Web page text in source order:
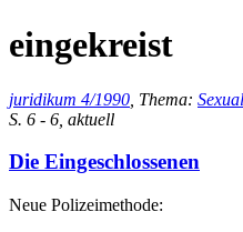
eingekreist
juridikum 4/1990 , Thema:
S. 6 - 6, aktuell
Die Eingeschlossenen
Neue Polizeimethode: